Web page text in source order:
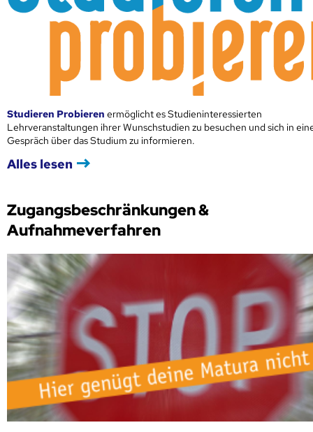
Studieren Probieren ermöglicht es Studieninteressierten
Lehrveranstaltungen ihrer Wunschstudien zu besuchen und sich in
Gespräch über das Studium zu informieren.
Alles lesen
Zugangsbeschränkungen &
Aufnahmeverfahren